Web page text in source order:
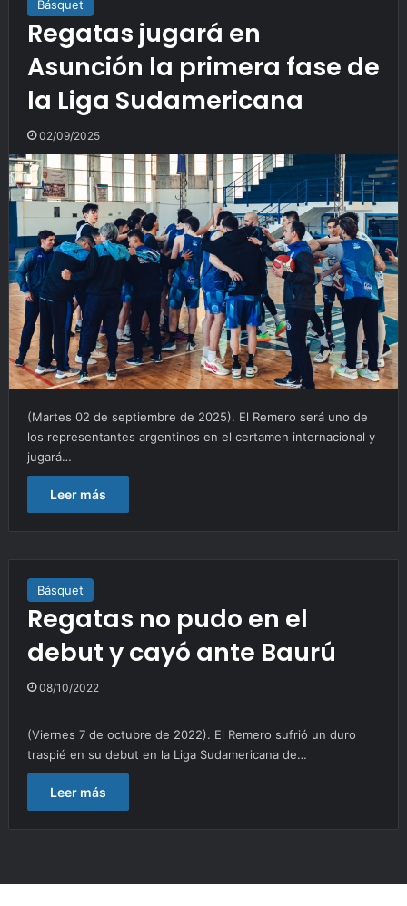
Básquet
Regatas jugará en
Asunción la primera fase de
la Liga Sudamericana
02/09/2025
(Martes 02 de septiembre de 2025). El Remero será uno de
los representantes argentinos en el certamen internacional y
jugará…
Leer más
Básquet
Regatas no pudo en el
debut y cayó ante Baurú
08/10/2022
(Viernes 7 de octubre de 2022). El Remero sufrió un duro
traspié en su debut en la Liga Sudamericana de…
Leer más